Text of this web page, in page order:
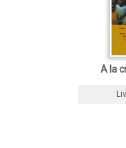
A la